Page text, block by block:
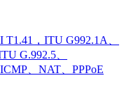
T1.41，ITU G992.1A、
G.992.5、
、NAT、PPPoE